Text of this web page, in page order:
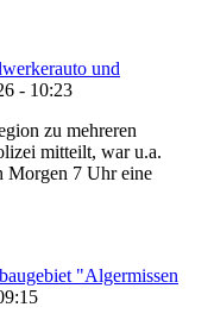
und
- 10:23
zu mehreren
mitteilt, war u.a.
Morgen 7 Uhr eine
"Algermissen